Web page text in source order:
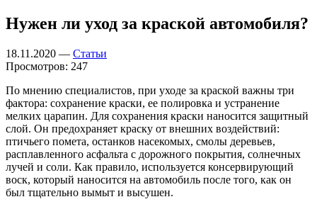
Нужен ли уход за краской автомобиля?
18.11.2020 — Статьи
Просмотров: 247
По мнению специалистов, при уходе за краской важны три
фактора: сохранение краски, ее полировка и устранение
мелких царапин. Для сохранения краски наносится защитный
слой. Он предохраняет краску от внешних воздействий:
птичьего помета, останков насекомых, смолы деревьев,
расплавленного асфальта с дорожного покрытия, солнечных
лучей и соли. Как правило, используется консервирующий
воск, который наносится на автомобиль после того, как он
был тщательно вымыт и высушен.